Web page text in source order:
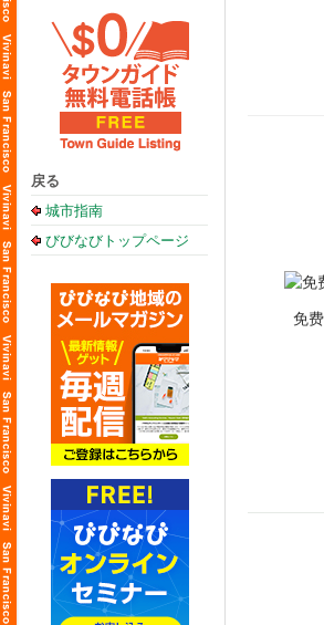
戻る
城市指南
びびなびトップページ